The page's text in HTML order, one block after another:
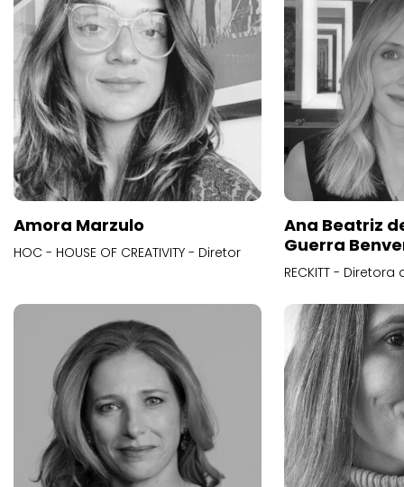
Amora Marzulo
HOC - HOUSE OF CREATIVITY - Diretor
Ana Beatriz
Guerra
RECKITT -